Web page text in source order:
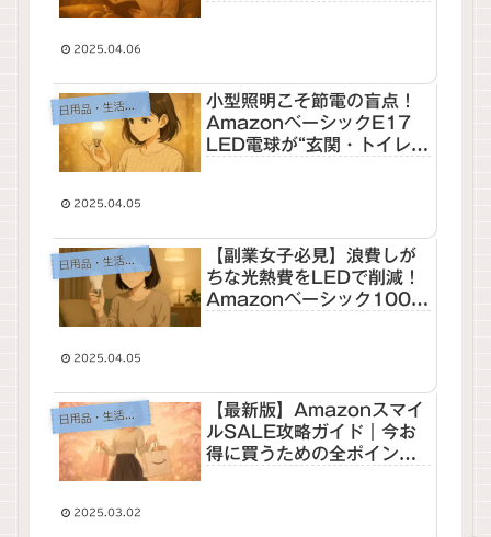
2025.04.06
日用品
・生活用品
小型照明こそ節電の盲点！
AmazonベーシックE17
LED電球が“玄関・トイレ・
2025.04.05
日用品
・生活用品
【副業女子必見】浪費しが
ちな光熱費をLEDで削減！
Amazonベーシック100W
2025.04.05
日用品
・生活用品
【最新版】Amazonスマイ
ルSALE攻略ガイド｜今お
得に買うための全ポイント
2025.03.02